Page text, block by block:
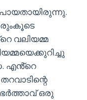
വലിയമ്മ
എൻ്റെ
ഒരു